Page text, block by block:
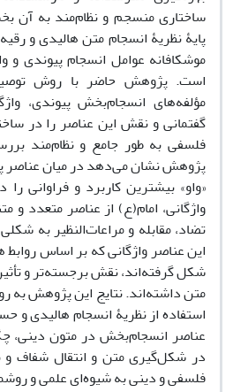
ساختاری منسجم و نظام‌مند به آن
پایۀ نظریۀ انسجام متن هالیدی و
موشکافانه عوامل انسجام پیوندی و
است. پژوهش حاضر با روش
مؤلفه‌های انسجام‌بخش پیوندی،
گفتمانی و نقش این عناصر را در
فلسفی به طور جامع و نظام‌مند
پژوهش نشان می‌دهد در میان عناصر
«واو» بیشترین کاربرد و فراوانی
واژگانی، امام(ع) از عناصر متعدد و
تضاد، مقابله و مراعات‌النظیر به
این عناصر واژگانی که بر اساس
شکل گرفته‌اند، نقش برجسته‌تر و
متن داشته‌اند. نتایج این پژوهش به
استفاده از نظریۀ انسجام هالیدی
عناصر انسجام‌بخش در متون دینی،
در شکل‌گیری متن و انتقال شفاف و
فلسفی و دینی به شیوه‌ای علمی و